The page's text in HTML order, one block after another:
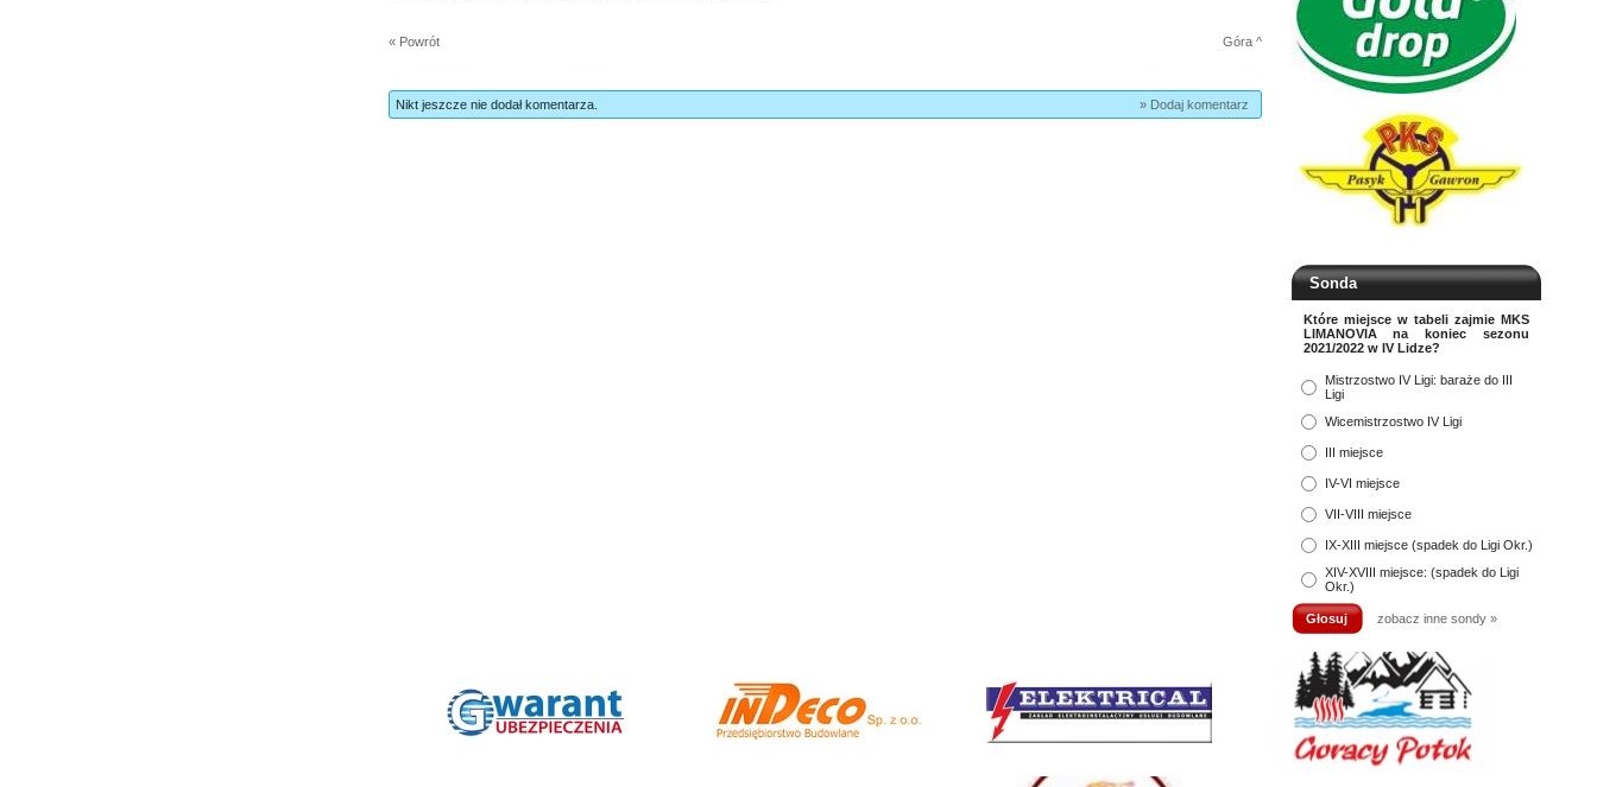
Sonda
Które miejsce w tabeli zajmie MKS
LIMANOVIA na koniec sezonu
2021/2022 w IV Lidze?
Mistrzostwo IV Ligi: baraże do III
Ligi
Wicemistrzostwo IV Ligi
III miejsce
IV-VI miejsce
VII-VIII miejsce
IX-XIII miejsce (spadek do Ligi Okr.)
XIV-XVIII miejsce: (spadek do Ligi
Okr.)
zobacz inne sondy »
« Powrót Góra ^
Nikt jeszcze nie dodał komentarza. » Dodaj komentarz